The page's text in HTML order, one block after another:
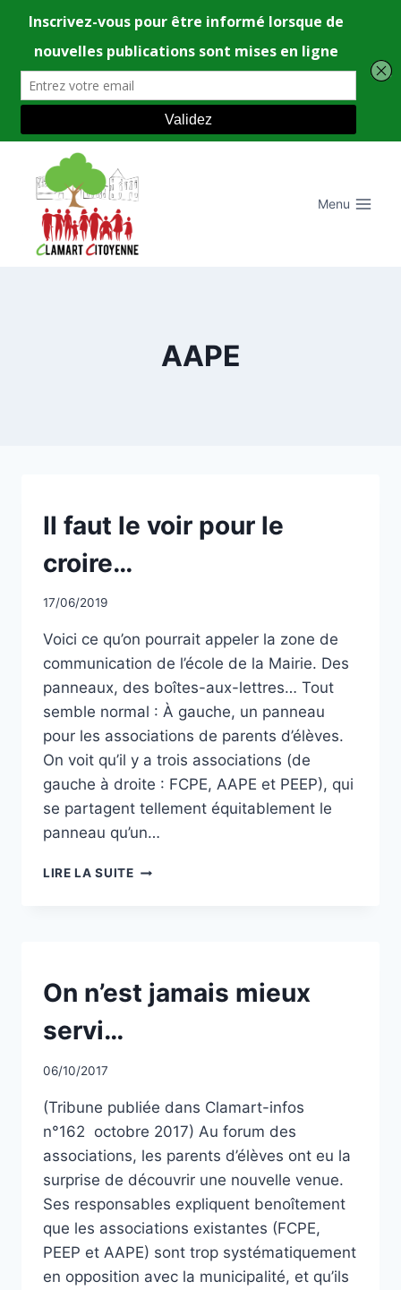
contenu
Menu
AAPE
NON
CLASSÉ
Il faut le voir pour le
croire…
Par
17/06/2019
Voici ce qu’on pourrait appeler la zone de
communication de l’école de la Mairie. Des
panneaux, des boîtes-aux-lettres… Tout
semble normal : À gauche, un panneau
pour les associations de parents d’élèves.
On voit qu’il y a trois associations (de
gauche à droite : FCPE, AAPE et PEEP), qui
se partagent tellement équitablement le
panneau qu’un…
LIRE LA SUITEIL
CROIRE…
NON
CLASSÉ
On n’est jamais mieux
servi…
Par
06/10/2017
(Tribune publiée dans Clamart-infos
n°162 octobre 2017) Au forum des
associations, les parents d’élèves ont eu la
surprise de découvrir une nouvelle venue.
Ses responsables expliquent benoîtement
que les associations existantes (FCPE,
PEEP et AAPE) sont trop systématiquement
en opposition avec la municipalité, et qu’ils